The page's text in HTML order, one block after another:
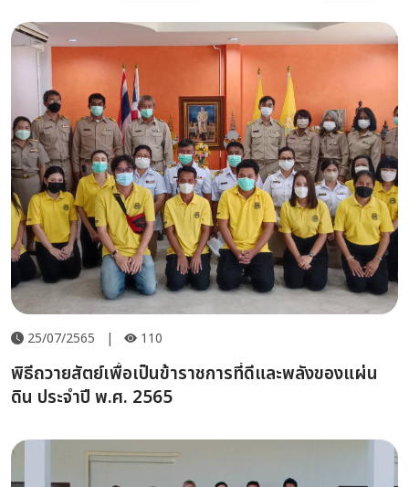
25/07/2565 | 110
พิธีถวายสัตย์เพื่อเป็นข้าราชการที่ดีและพลังของแผ่น
ดิน ประจำปี พ.ศ. 2565